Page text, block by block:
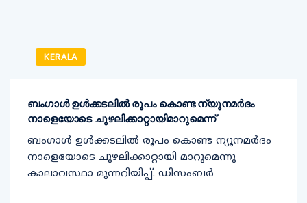
KERALA
ബംഗാൾ ഉൾക്കടലിൽ രൂപം കൊണ്ട ന്യൂനമർദം
നാളെയോടെ ചുഴലിക്കാറ്റായിമാറുമെന്ന്
ബംഗാൾ ഉൾക്കടലിൽ രൂപം കൊണ്ട ന്യൂനമർദം
നാളെയോടെ ചുഴലിക്കാറ്റായി മാറുമെന്നു
കാലാവസ്ഥാ മുന്നറിയിപ്പ്. ഡിസംബർ